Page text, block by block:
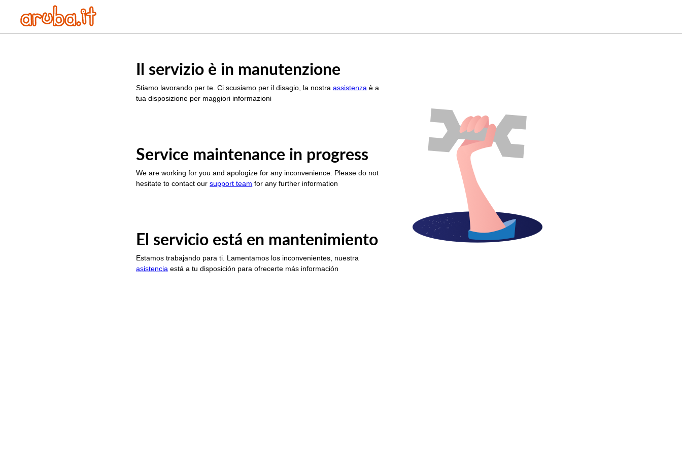
Il servizio è in manutenzione
Stiamo lavorando per te. Ci scusiamo per il disagio, la nostraassistenza è a
tua disposizione per maggiori informazioni
Service maintenance in progress
We are working for you and apologize for any inconvenience. Please do not
hesitate to contact oursupport team for any further information
El servicio está en mantenimiento
Estamos trabajando para ti. Lamentamos los inconvenientes, nuestra
asistencia está a tu disposición para ofrecerte más información